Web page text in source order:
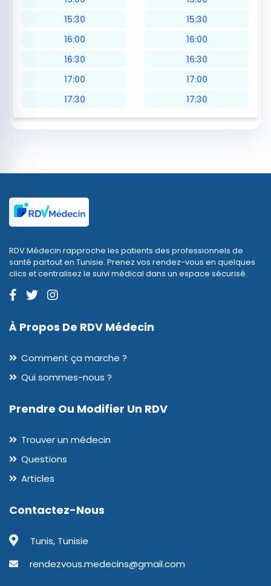
15:30
16:00
16:30
17:00
17:30
15:30
16:00
16:30
17:00
17:30
RDV Médecin rapproche les patients des professionnels de
santé partout en Tunisie. Prenez vos rendez-vous en quelques
clics et centralisez le suivi médical dans un espace sécurisé.
À Propos De RDV Médecin
Comment ça marche ?
Qui sommes-nous ?
Prendre Ou Modifier Un RDV
Trouver un médecin
Questions
Articles
Contactez-Nous
Tunis, Tunisie
rendezvous.medecins@gmail.com